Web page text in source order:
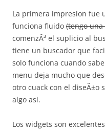
La primera impresion fue
funciona fluido (tengo una
comenzÃ³ el suplicio al
tiene un buscador que
solo funciona cuando
menu deja mucho que
otro cuack con el diseÃ±o
algo asi.
Los widgets son